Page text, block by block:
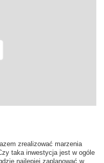
zrealizować marzenia
taka inwestycja jest w ogóle
najlepiej zaplanować w